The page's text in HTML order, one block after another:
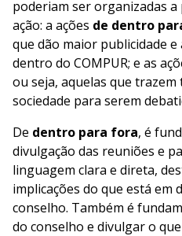
poderiam ser organizadas
ação: a ações de dentro
que dão maior publicidade
dentro do COMPUR; e as
ou seja, aquelas que trazem
sociedade para serem
De dentro para fora, é
divulgação das reuniões e
linguagem clara e direta,
implicações do que está em
conselho. Também é
do conselho e divulgar o